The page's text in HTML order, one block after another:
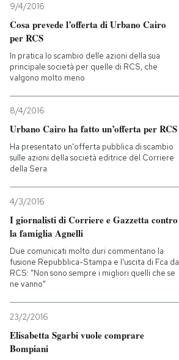
9/4/2016
Cosa prevede l’offerta di Urbano Cairo
per RCS
In pratica lo scambio delle azioni della sua
principale società per quelle di RCS, che
valgono molto meno
8/4/2016
Urbano Cairo ha fatto un’offerta per RCS
Ha presentato un'offerta pubblica di scambio
sulle azioni della società editrice del Corriere
della Sera
4/3/2016
I giornalisti di Corriere e Gazzetta contro
la famiglia Agnelli
Due comunicati molto duri commentano la
fusione Repubblica-Stampa e l'uscita di Fca da
RCS: "Non sono sempre i migliori quelli che se
ne vanno"
23/2/2016
Elisabetta Sgarbi vuole comprare
Bompiani